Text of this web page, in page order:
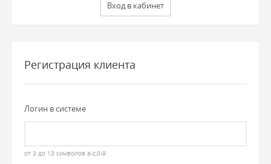
Регистрация клиента
Логин в системе
от 3 до 13 символов a-z,0-9